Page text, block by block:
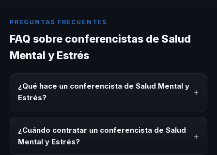
PREGUNTAS FRECUENTES
FAQ sobre conferencistas de Salud
Mental y Estrés
¿Qué hace un conferencista de Salud Mental y
Estrés?
+
que comparte conocimiento, estrategias y experiencias
sobre este tema en eventos corporativos, convenciones
y seminarios. Su objetivo es generar reflexión, inspiración
¿Cuándo contratar un conferencista de Salud
Mental y Estrés?
+